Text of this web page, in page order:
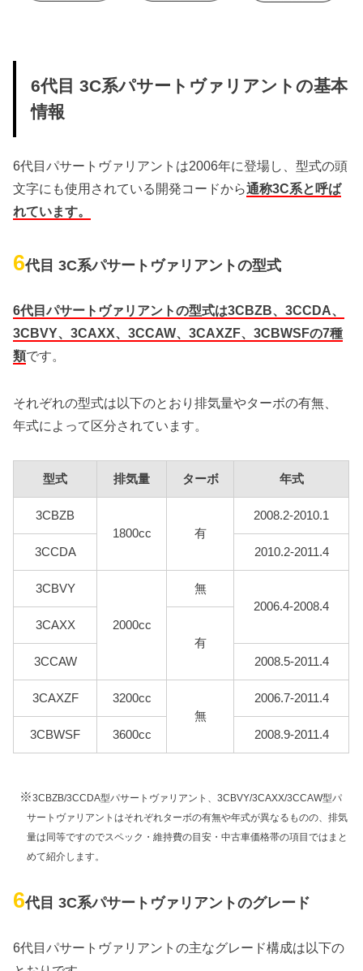
6代目 3C系パサートヴァリアントの基本
情報
6代目パサートヴァリアントは2006年に登場し、型式の頭
文字にも使用されている開発コードから通称3C系と呼ば
れています。
6代目 3C系パサートヴァリアントの型式
6代目パサートヴァリアントの型式は3CBZB、3CCDA、
3CBVY、3CAXX、3CCAW、3CAXZF、3CBWSFの7種
類です。
それぞれの型式は以下のとおり排気量やターボの有無、
年式によって区分されています。
型式 排気量 ターボ 年式
3CBZB
1800cc
有
2008.2-2010.1
3CCDA 2010.2-2011.4
3CBVY
2000cc
無
2006.4-2008.4
3CAXX
有
3CCAW
2008.5-2011.4
3CAXZF
3200cc
無
2006.7-2011.4
3CBWSF 3600cc 2008.9-2011.4
※3CBZB/3CCDA型パサートヴァリアント、3CBVY/3CAXX/3CCAW型パ
サートヴァリアントはそれぞれターボの有無や年式が異なるものの、排気
量は同等ですのでスペック・維持費の目安・中古車価格帯の項目ではまと
めて紹介します。
6代目 3C系パサートヴァリアントのグレード
6代目パサートヴァリアントの主なグレード構成は以下の